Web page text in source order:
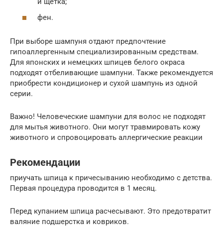
фен.
При выборе шампуня отдают предпочтение
гипоаллергенным специализированным средствам.
Для японских и немецких шпицев белого окраса
подходят отбеливающие шампуни. Также рекомендуется
приобрести кондиционер и сухой шампунь из одной
серии.
Важно! Человеческие шампуни для волос не подходят
для мытья животного. Они могут травмировать кожу
животного и спровоцировать аллергические реакции
Рекомендации
приучать шпица к причесыванию необходимо с детства.
Первая процедура проводится в 1 месяц.
Перед купанием шпица расчесывают. Это предотвратит
валяние подшерстка и ковриков.